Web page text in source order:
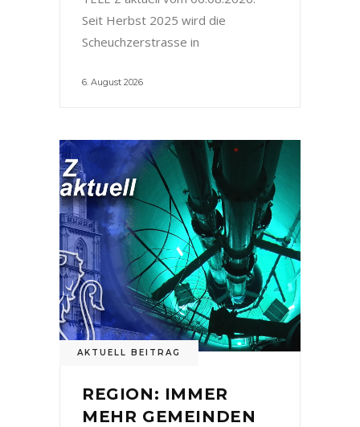
Seit Herbst 2025 wird die
Scheuchzerstrasse in
6. August 2026
AKTUELL BEITRAG
REGION: IMMER
MEHR GEMEINDEN